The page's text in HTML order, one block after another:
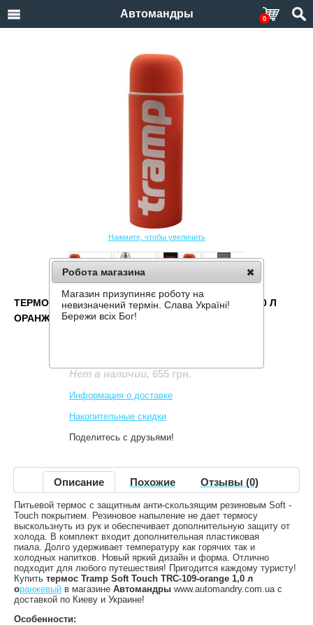
Автомандры 0
Нажмите, чтобы увеличить
ТЕРМОС TRAMP SOFT TOUCH TRC-109-ORANGE 1,0 Л
ОРАНЖЕВЫЙ
Нет в наличии, 655 грн.
Информация о доставке
Накопительные скидки
Поделитесь с друзьями!
Описание Похожие Отзывы (0)
Питьевой термос с защитным анти-скользящим резиновым Soft -
Touch покрытием. Резиновое напыление не дает термосу
выскользнуть из рук и обеспечивает дополнительную защиту от
холода. В комплект входит дополнительная пластиковая
пиала. Долго удерживает температуру как горячих так и
холодных напитков. Новый яркий дизайн и форма. Отлично
подходит для любого путешествия! Пригодится каждому туристу!
Купить термос Tramp Soft Touch TRC-109-orange 1,0 л
оранжевый в магазине Автомандры www.automandry.com.ua с
доставкой по Киеву и Украине!
Особенности:
Робота магазина
Магазин призупиняє роботу на
невизначений термін. Слава Україні!
Бережи всіх Бог!